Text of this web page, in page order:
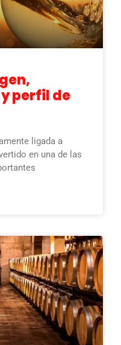
perfil de
ligada a
en una de las